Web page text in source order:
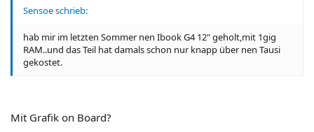
Sensoe schrieb:
hab mir im letzten Sommer nen Ibook G4 12" geholt,mit 1gig
RAM..und das Teil hat damals schon nur knapp über nen Tausi
gekostet.
Mit Grafik on Board?